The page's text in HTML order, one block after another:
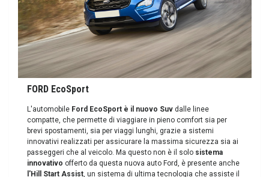
FORD EcoSport
L'automobile Ford EcoSport è il nuovo Suv dalle linee
compatte, che permette di viaggiare in pieno comfort sia per
brevi spostamenti, sia per viaggi lunghi, grazie a sistemi
innovativi realizzati per assicurare la massima sicurezza sia ai
passeggeri che al veicolo. Ma questo non è il solo sistema
innovativo offerto da questa nuova auto Ford, è presente anche
l'Hill Start Assist , un sistema di ultima tecnologia che assiste il